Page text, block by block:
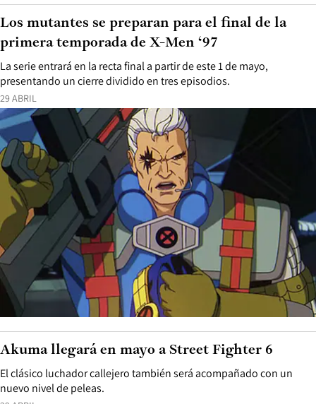
29 ABRIL
La serie entrará en la recta final a partir de este 1 de mayo,
presentando un cierre dividido en tres episodios.
Los mutantes se preparan para el final de la
primera temporada de X-Men ‘97
El clásico luchador callejero también será acompañado con un
nuevo nivel de peleas.
Akuma llegará en mayo a Street Fighter 6